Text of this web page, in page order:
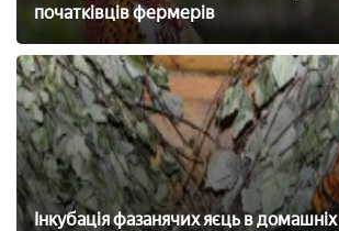
початківців фермерів
Інкубація фазанячих яєць в